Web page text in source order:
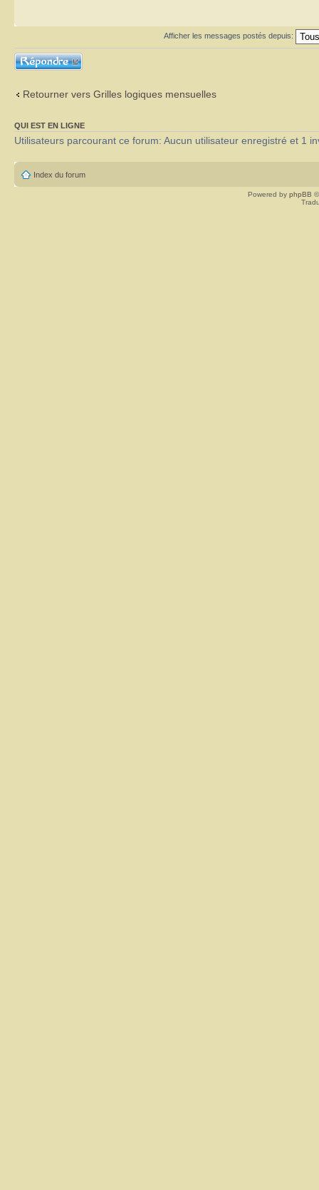
Afficher les messages postés depuis:
Répondre
Retourner vers Grilles logiques mensuelles
QUI EST EN LIGNE
Utilisateurs parcourant ce forum: Aucun utilisateur enregistré et 1
Index du forum
Powered by phpBB